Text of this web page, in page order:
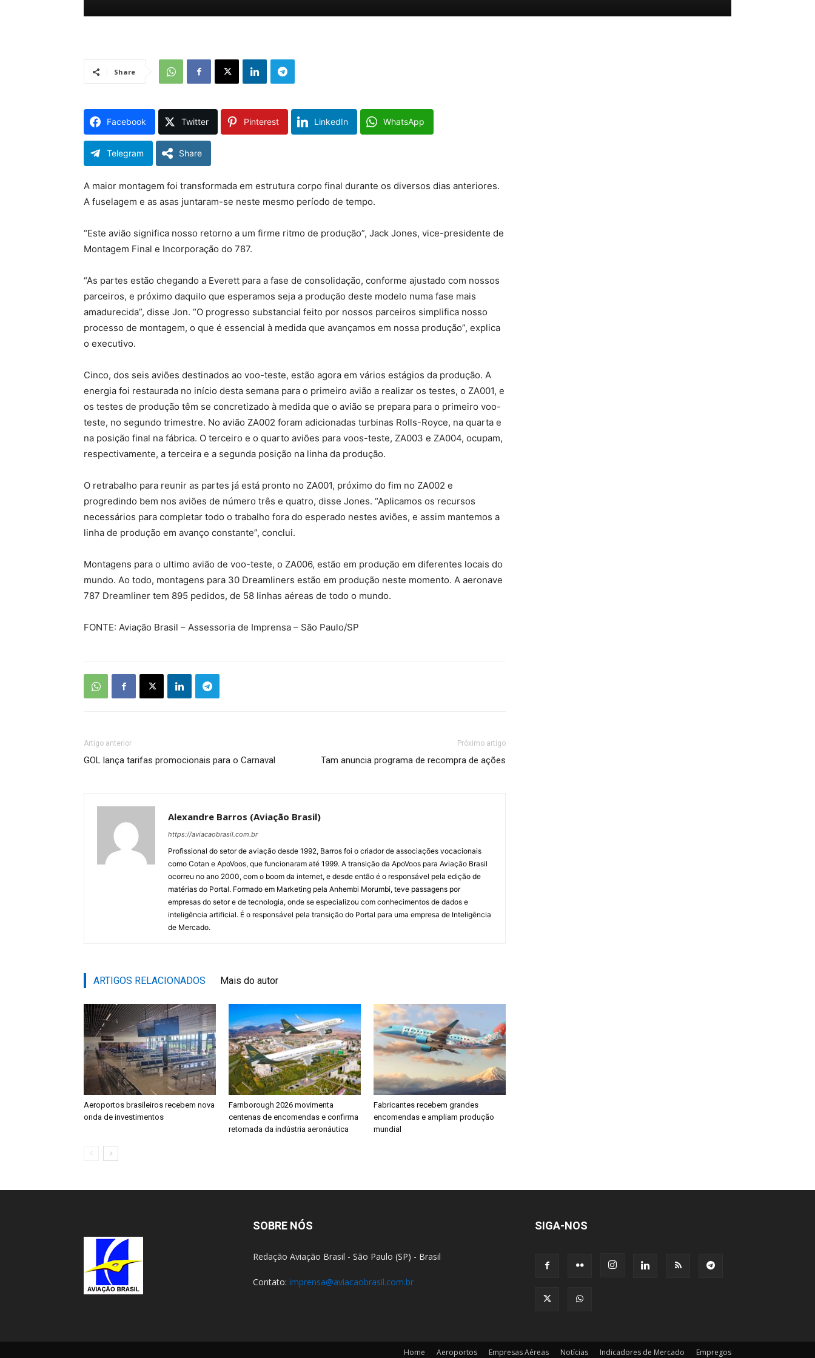
Share
Facebook Twitter Pinterest LinkedIn WhatsApp
Telegram Share
A maior montagem foi transformada em estrutura corpo final durante os diversos dias anteriores.
A fuselagem e as asas juntaram-se neste mesmo período de tempo.
“Este avião significa nosso retorno a um firme ritmo de produção”, Jack Jones, vice-presidente de
Montagem Final e Incorporação do 787.
“As partes estão chegando a Everett para a fase de consolidação, conforme ajustado com nossos
parceiros, e próximo daquilo que esperamos seja a produção deste modelo numa fase mais
amadurecida”, disse Jon. “O progresso substancial feito por nossos parceiros simplifica nosso
processo de montagem, o que é essencial à medida que avançamos em nossa produção”, explica
o executivo.
Cinco, dos seis aviões destinados ao voo-teste, estão agora em vários estágios da produção. A
energia foi restaurada no início desta semana para o primeiro avião a realizar os testes, o ZA001, e
os testes de produção têm se concretizado à medida que o avião se prepara para o primeiro voo-
teste, no segundo trimestre. No avião ZA002 foram adicionadas turbinas Rolls-Royce, na quarta e
na posição final na fábrica. O terceiro e o quarto aviões para voos-teste, ZA003 e ZA004, ocupam,
respectivamente, a terceira e a segunda posição na linha da produção.
O retrabalho para reunir as partes já está pronto no ZA001, próximo do fim no ZA002 e
progredindo bem nos aviões de número três e quatro, disse Jones. “Aplicamos os recursos
necessários para completar todo o trabalho fora do esperado nestes aviões, e assim mantemos a
linha de produção em avanço constante”, conclui.
Montagens para o ultimo avião de voo-teste, o ZA006, estão em produção em diferentes locais do
mundo. Ao todo, montagens para 30 Dreamliners estão em produção neste momento. A aeronave
787 Dreamliner tem 895 pedidos, de 58 linhas aéreas de todo o mundo.
FONTE: Aviação Brasil – Assessoria de Imprensa – São Paulo/SP
Artigo anterior
GOL lança tarifas promocionais para o Carnaval
Próximo artigo
Tam anuncia programa de recompra de ações
Alexandre Barros (Aviação Brasil)
https://aviacaobrasil.com.br
Profissional do setor de aviação desde 1992, Barros foi o criador de associações vocacionais
como Cotan e ApoVoos, que funcionaram até 1999. A transição da ApoVoos para Aviação Brasil
ocorreu no ano 2000, com o boom da internet, e desde então é o responsável pela edição de
matérias do Portal. Formado em Marketing pela Anhembi Morumbi, teve passagens por
empresas do setor e de tecnologia, onde se especializou com conhecimentos de dados e
inteligência artificial. É o responsável pela transição do Portal para uma empresa de Inteligência
de Mercado.
ARTIGOS RELACIONADOS Mais do autor
Aeroportos brasileiros recebem nova
onda de investimentos
Farnborough 2026 movimenta
centenas de encomendas e confirma
retomada da indústria aeronáutica
Fabricantes recebem grandes
encomendas e ampliam produção
mundial
SOBRE NÓS
Redação Aviação Brasil - São Paulo (SP) - Brasil
Contato: imprensa@aviacaobrasil.com.br
SIGA-NOS
Home Aeroportos Empresas Aéreas Notícias Indicadores de Mercado Empregos